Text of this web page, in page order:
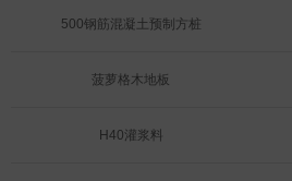
500钢筋混凝土预制方桩
菠萝格木地板
H40灌浆料